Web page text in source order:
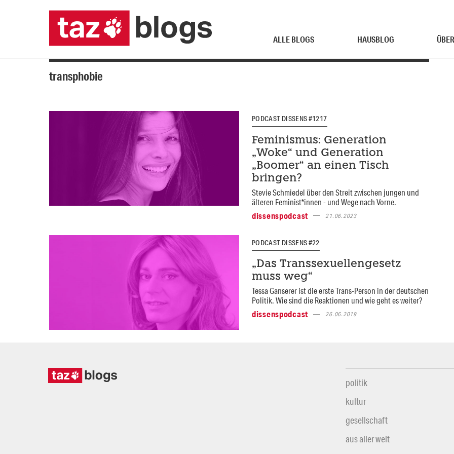
ALLE BLOGS HAUSBLOG
transphobie
PODCAST DISSENS #1217
Feminismus: Generation
„Woke“ und Generation
„Boomer“ an einen Tisch
bringen?
Stevie Schmiedel über den Streit zwischen jungen und
älteren Feminist*innen - und Wege nach Vorne.
dissenspodcast
21.06.2023
PODCAST DISSENS #22
„Das Transsexuellengesetz
muss weg“
Tessa Ganserer ist die erste Trans-Person in der deutschen
Politik. Wie sind die Reaktionen und wie geht es weiter?
dissenspodcast
26.06.2019
politik
kultur
gesellschaft
aus aller welt